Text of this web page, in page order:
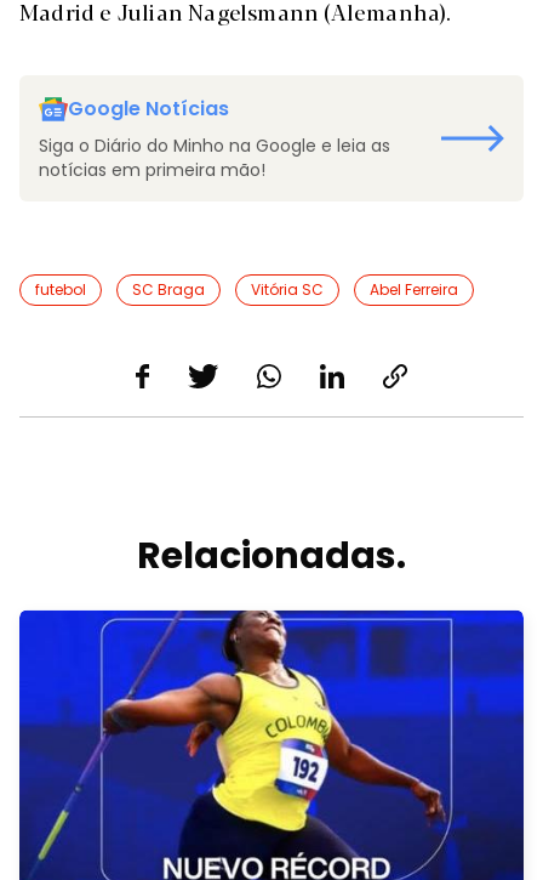
Madrid e Julian Nagelsmann (Alemanha).
Google Notícias
Siga o Diário do Minho na Google e leia as
notícias em primeira mão!
futebol SC Braga Vitória SC Abel Ferreira
Relacionadas.